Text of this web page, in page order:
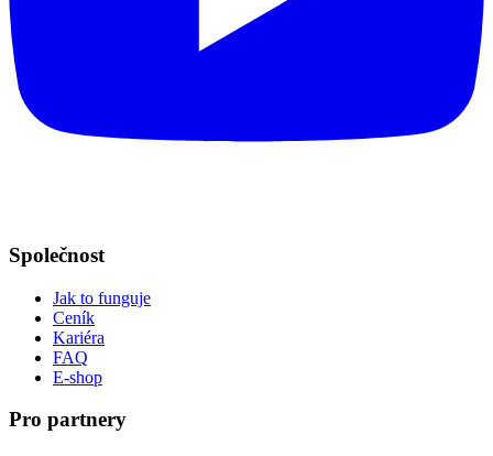
Společnost
Jak to funguje
Ceník
Kariéra
FAQ
E-shop
Pro partnery